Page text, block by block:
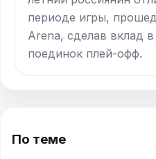
периоде игры,
Arena, сделав вклад
поединок плей-офф.
По теме